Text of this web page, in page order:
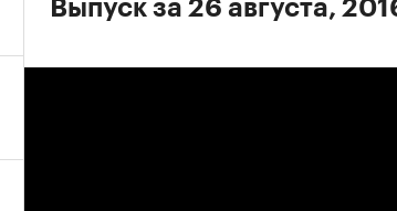
Выпуск за 26 августа,